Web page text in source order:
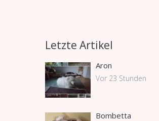
Letzte Artikel
Aron
Vor 23 Stunden
Bombetta